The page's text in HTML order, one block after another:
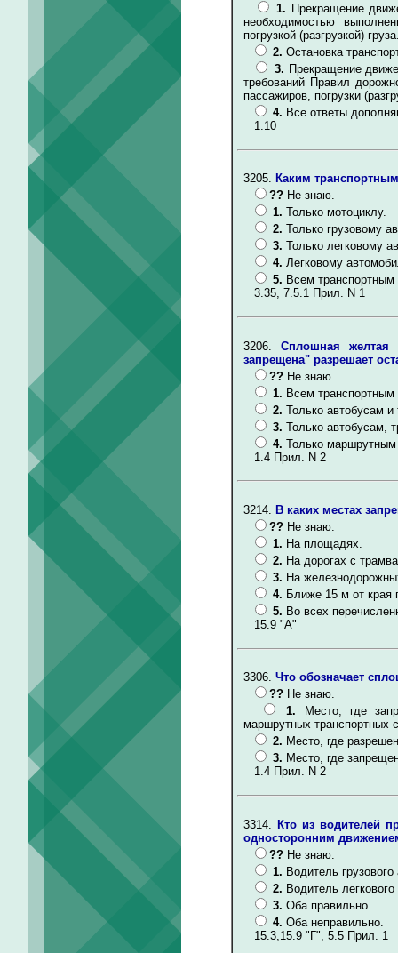
1. Прекращение
необходимостью
погрузкой (разгрузкой)
2. Остановка
3. Прекращение
требований Правил
пассажиров, погрузки
4. Все ответы
1.10
3205. Каким
?? Не знаю.
1. Только мотоциклу.
2. Только грузовому
3. Только легковому
4. Легковому
5. Всем транспортным
3.35, 7.5.1 Прил. N 1
3206. Сплошная желтая
запрещена" разрешает
?? Не знаю.
1. Всем
2. Только автобусам
3. Только автобусам,
4. Только
1.4 Прил. N 2
3214.
В каких местах
?? Не знаю.
1. На площадях.
2. На дорогах с
3. На
4. Ближе 15 м от края
5. Во всех
15.9 "А"
3306. Что обозначает
?? Не знаю.
1.
Место, где
маршрутных транспортных
2. Место, где
3. Место, где
1.4 Прил. N 2
3314.Кто из водителей
односторонним
?? Не знаю.
1. Водитель
2. Водитель
3. Оба правильно.
4. Оба неправильно.
15.3,15.9 "Г", 5.5 Прил. 1